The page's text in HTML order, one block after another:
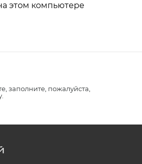
этом компьютере
заполните, пожалуйста,